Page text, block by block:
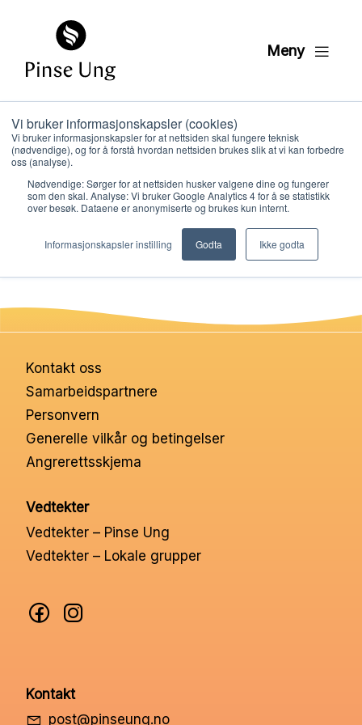
Vi bruker informasjonskapsler (cookies)
Vi bruker informasjonskapsler for at nettsiden skal fungere teknisk
(nødvendige), og for å forstå hvordan nettsiden brukes slik at vi kan forbedre
oss (analyse).
Nødvendige: Sørger for at nettsiden husker valgene dine og fungerer
som den skal. Analyse: Vi bruker Google Analytics 4 for å se statistikk
over besøk. Dataene er anonymiserte og brukes kun internt.
Informasjonskapsler instilling Godta Ikke godta
Meny
HK2 DVD drama
leksjon 5
PER KRISTIAN LØVE
Kontakt oss
Samarbeidspartnere
Personvern
Generelle vilkår og betingelser
Angrerettsskjema
Vedtekter
Vedtekter – Pinse Ung
Vedtekter – Lokale grupper
Kontakt
post@pinseung.no
Hva vi gjør
Ressurser
Nettbutikk
Kontakt oss
Min konto